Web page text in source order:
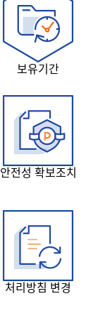
보유기간
안전성 확보조치
처리방침 변경